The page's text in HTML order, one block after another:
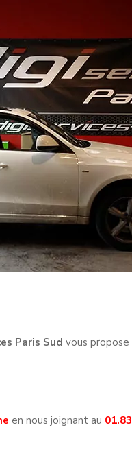
Paris Sud vous
en nous joignant au